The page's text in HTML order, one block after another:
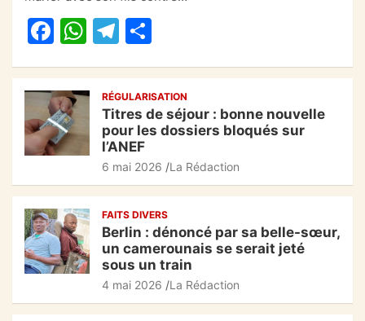
b
o
o
k
A
p
p
a
m
er
F
c
e
b
o
o
k
W
at
s
A
p
p
T
gr
a
m
g
er
RÉGULARISATION
Titres de séjour : bonne nouvelle
pour les dossiers bloqués sur
l’ANEF
6 mai 2026 La Rédaction
FAITS DIVERS
Berlin : dénoncé par sa belle-sœur,
un camerounais se serait jeté
sous un train
4 mai 2026 La Rédaction